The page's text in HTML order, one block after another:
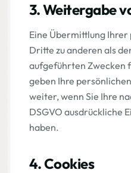
3. Weitergabe
Eine Übermittlung
Dritte zu anderen als
aufgeführten Zwecken
geben Ihre
weiter, wenn Sie Ihre
DSGVO ausdrückliche
haben.
4. Cookies